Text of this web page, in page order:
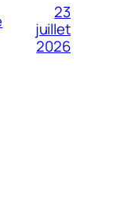
23
juillet
2026